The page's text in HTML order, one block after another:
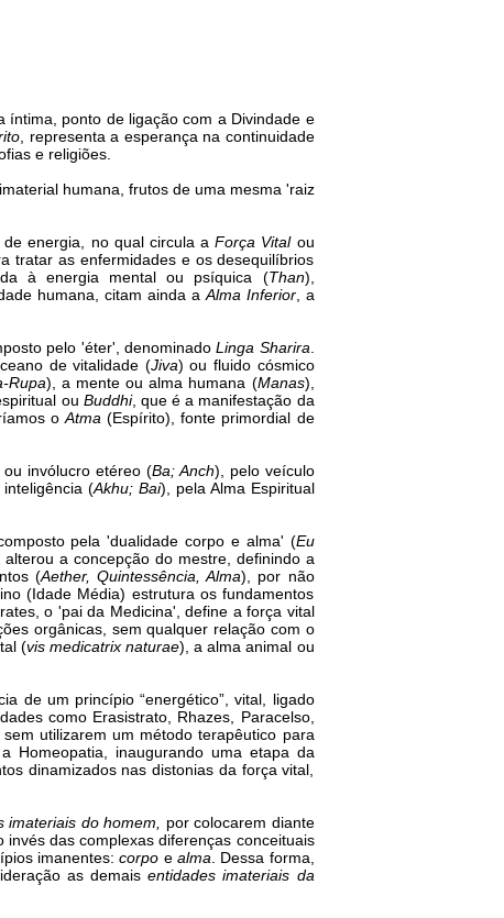
íntima, ponto de ligação com a Divindade e
, representa a esperança na continuidade
e religiões.
humana, frutos de uma mesma 'raiz
de energia, no qual circula aForça Vitalou
tratar as enfermidades e os desequilíbrios
à energia mental ou psíquica (Than),
humana, citam ainda a Alma Inferior, a
pelo 'éter', denominadoLinga Sharira
de vitalidade (Jiva) ou fluido cósmico
Rupa), a mente ou alma humana (Manas),
ou Buddhi, que é a manifestação da
oAtma (Espírito), fonte primordial de
invólucro etéreo (Ba; Anch), pelo veículo
(Akhu; Bai), pela Alma Espiritual
pela 'dualidade corpo e alma' (Eu
a concepção do mestre, definindo a
(Aether, Quintessência, Alma), por não
(Idade Média) estrutura os fundamentos
o 'pai da Medicina', define a força vital
orgânicas, sem qualquer relação com o
(vis medicatrix naturae), a alma animal ou
de um princípio “energético”, vital, ligado
como Erasistrato, Rhazes, Paracelso,
utilizarem um método terapêutico para
Homeopatia, inaugurando uma etapa da
dinamizados nas distonias da força vital,
imateriais do homem,
por colocarem diante
invés das complexas diferenças conceituais
imanentes: corpo ealma . Dessa forma,
as demaisentidades imateriais da